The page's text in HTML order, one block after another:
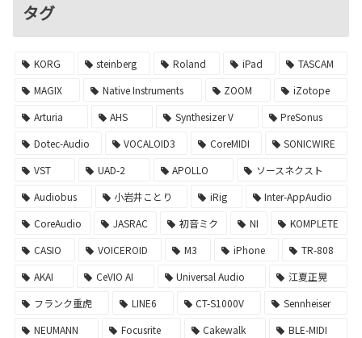
タグ
KORG steinberg Roland iPad
TASCAM
MAGIX
Native Instruments ZOOM
iZotope
Arturia
AHS Synthesizer V
PreSonus
Dotec-Audio
VOCALOID3 CoreMIDI
SONICWIRE
VST
UAD-2 APOLLO
ソースネクスト
Audiobus
小岩井ことり iRig
Inter-AppAudio
CoreAudio
JASRAC 初音ミク NI
KOMPLETE
CASIO
VOICEROID M3 iPhone
TR-808
AKAI
CeVIO AI Universal Audio
江夏正晃
フランク重虎
LINE6 CT-S1000V
Sennheiser
NEUMANN
Focusrite Cakewalk
BLE-MIDI